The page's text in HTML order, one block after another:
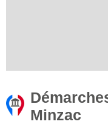
Minzac